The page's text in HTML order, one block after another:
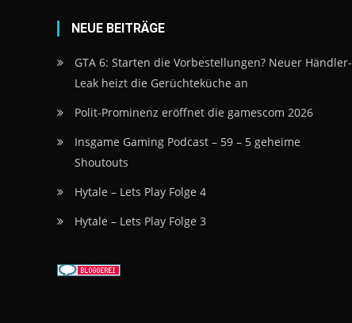
NEUE BEITRÄGE
GTA 6: Starten die Vorbestellungen? Neuer Händler-
Leak heizt die Gerüchteküche an
Polit-Prominenz eröffnet die gamescom 2026
Insgame Gaming Podcast – 59 – 5 geheime
Shoutouts
Hytale – Lets Play Folge 4
Hytale – Lets Play Folge 3